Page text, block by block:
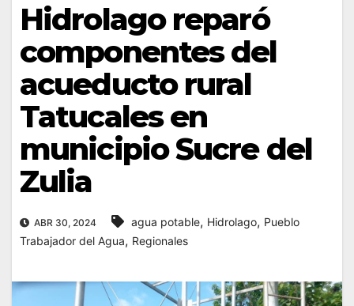
Hidrolago reparó
componentes del
acueducto rural
Tatucales en
municipio Sucre del
Zulia
ABR 30, 2024 agua potable, Hidrolago, Pueblo
Trabajador del Agua, Regionales